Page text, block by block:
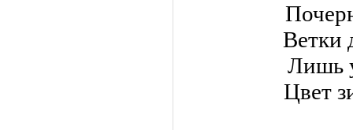
Ветки
Лишь
Цвет